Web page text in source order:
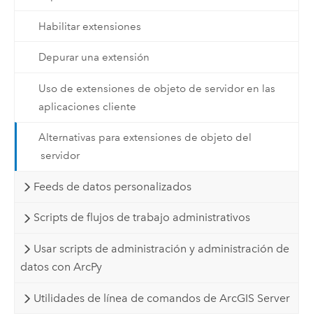
Habilitar extensiones
Depurar una extensión
Uso de extensiones de objeto de servidor en las
aplicaciones cliente
Alternativas para extensiones de objeto del
servidor
Feeds de datos personalizados
Scripts de flujos de trabajo administrativos
Usar scripts de administración y administración de
datos con ArcPy
Utilidades de línea de comandos de ArcGIS Server